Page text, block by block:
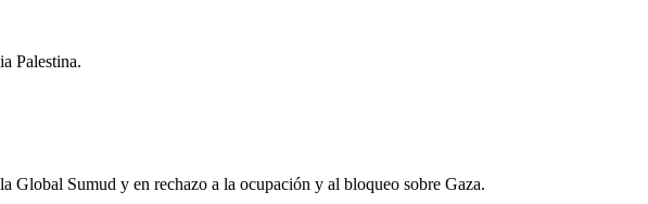
Palestina.
Global Sumud y en rechazo a la ocupación y al bloqueo sobre Gaza.